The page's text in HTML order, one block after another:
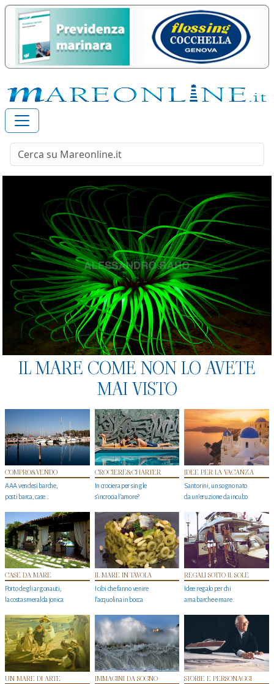
IL MARE COME NON LO AVETE
MAI VISTO
COMPRO&VENDO
AAA vendesi barche,
posti barca, case…
CROCIERE&CHARTER
In crociera per single
s'incrocia l’amore?
IDEE PER LA VACANZA
Santorini, un sogno nato
da un’eruzione da incubo
CASE DA MARE
Porto degli argonauti,
la costa smeralda jonica
IL MARE IN TAVOLA
I cibi che fanno venire
l’acquolina in bocca
REGALI SOTTO IL SOLE
Idee regalo per chi
ama barche e mare
UN MARE DI ARTE IMMAGINI DA SOGNO STORIE E PERSONAGGI